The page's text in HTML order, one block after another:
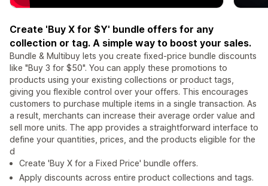
Create 'Buy X for $Y' bundle offers for any
collection or tag. A simple way to boost your sales.
Bundle & Multibuy lets you create fixed-price bundle discounts
like "Buy 3 for $50". You can apply these promotions to
products using your existing collections or product tags,
giving you flexible control over your offers. This encourages
customers to purchase multiple items in a single transaction. As
a result, merchants can increase their average order value and
sell more units. The app provides a straightforward interface to
define your quantities, prices, and the products eligible for the
d
Create 'Buy X for a Fixed Price' bundle offers.
Apply discounts across entire product collections and tags.